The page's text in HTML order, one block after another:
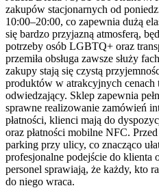
zakupów stacjonarnych od
10:00–20:00, co zapewnia dużą
się bardzo przyjazną atmosferą,
potrzeby osób LGBTQ+ oraz
przemiła obsługa zawsze służy
zakupy stają się czystą
produktów w atrakcyjnych
odwiedzający. Sklep zapewnia
sprawne realizowanie zamówień
płatności, klienci mają do
oraz płatności mobilne NFC.
parking przy ulicy, co znacząco
profesjonalne podejście do klienta
personel sprawiają, że każdy, kto
do niego wraca.